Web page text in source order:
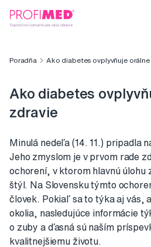
Poradňa Ako diabetes ovplyvňuje
Ako diabetes
zdravie
Minulá nedeľa (14. 11.) pripadla
Jeho zmyslom je v prvom rade
ochorení, v ktorom hlavnú úlohu
štýl. Na Slovensku týmto
človek. Pokiaľ sa to týka aj vás,
okolia, nasledujúce informácie
o zuby a ďasná sú naším
kvalitnejšiemu životu.